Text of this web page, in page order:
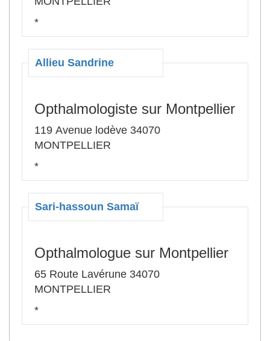
*
Allieu Sandrine
Opthalmologiste sur Montpellier
119 Avenue lodève 34070
MONTPELLIER
*
Sari-hassoun Samaï
Opthalmologue sur Montpellier
65 Route Lavérune 34070
MONTPELLIER
*